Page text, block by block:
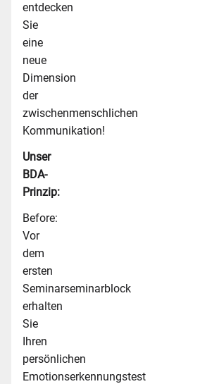
entdecken
Sie
eine
neue
Dimension
der
zwischenmenschlichen
Kommunikation!
Unser
BDA-
Prinzip:
Before:
Vor
dem
ersten
Seminarseminarblock
erhalten
Sie
Ihren
persönlichen
Emotionserkennungstest